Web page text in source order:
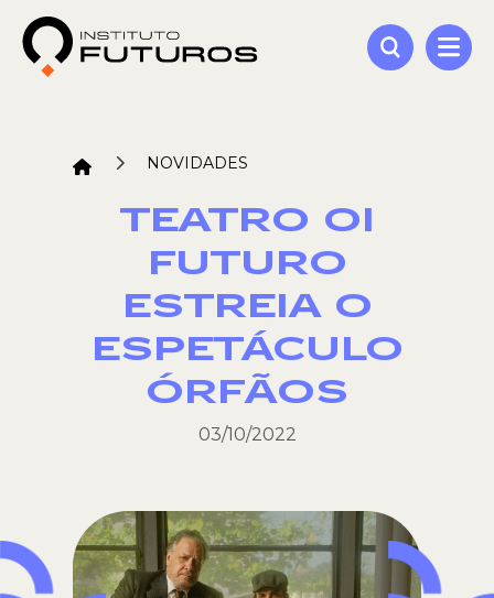
NOVIDADES
TEATRO OI
FUTURO
ESTREIA O
ESPETÁCULO
ÓRFÃOS
03/10/2022